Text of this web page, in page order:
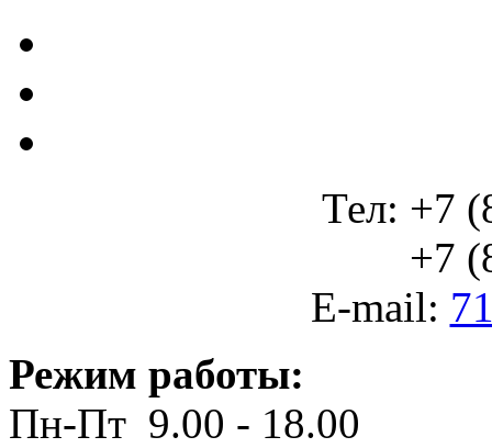
Тел: +7
+7
E-mail:
Режим работы:
Пн-Пт 9.00 - 18.00